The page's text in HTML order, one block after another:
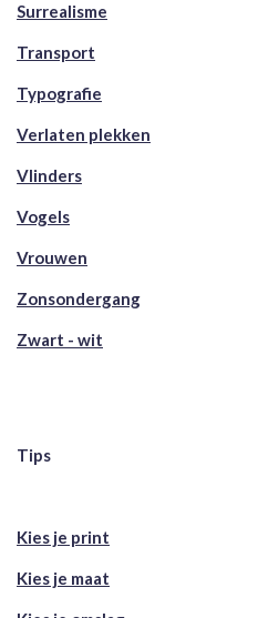
Surrealisme
Transport
Typografie
Verlaten plekken
Vlinders
Vogels
Vrouwen
Zonsondergang
Zwart - wit
Tips
Kies je print
Kies je maat